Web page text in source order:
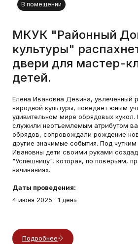
В помещении
МКУК "Районный
культуры"
двери для мастер-
детей.
Елена Ивановна Девина, увлеченный
народной культуры, поведает юным
удивительном мире обрядовых кукол.
служили неотъемлемым атрибутом
обрядов, сопровождали рождение
другие значимые события. Под
Ивановны дети своими руками
"Успешницу", которая, по поверьям,
начинаниях.
Даты проведения:
4 июня 2025 · 1 день
Подробнее